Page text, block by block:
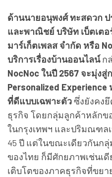
ด้านนายอนุพงศ์ ทะสดวก
และพาณิชย์ บริษัท เบ็ตเตอ
มาร์เก็ตเพลส จำกัด หรือ
บริการเรื่องบ้านออนไลน์ก
NocNoc ในปี 2567 จะมุ่ง
Personalized
ที่ดีแบบเฉพาะตัวซึ่งยังคง
ธุรกิจ โดยกลุ่มลูกค้าหลักข
ในกรุงเทพฯ และปริมณฑล
45 ปี แต่ในขณะเดียวกันก
ของไทย ก็มีศักยภาพเช่นเ
เติบโตของภาคธุรกิจที่ขยา